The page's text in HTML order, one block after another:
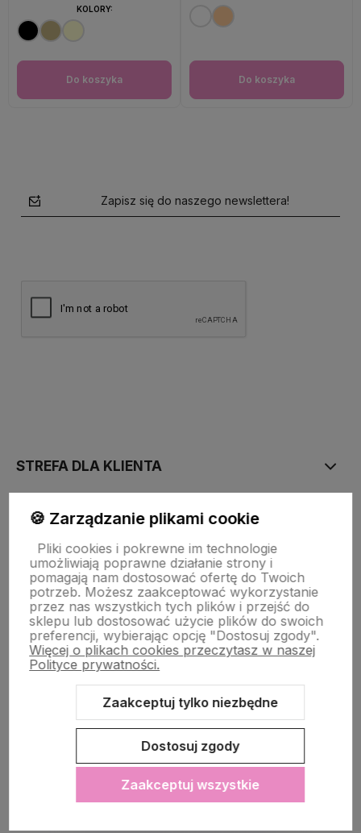
Do koszyka
KOLORY:
Do koszyka
Zapisz się do naszego newslettera!
STREFA DLA KLIENTA
PŁATNOŚĆ I DOSTAWA
STRONY INFORMACYJNE
POMOC DLA KLIENTA
Zawartość tej strony jest chroniona prawem autorskim - PINK BOX®
🍪 Zarządzanie plikami cookie
Pliki cookies i pokrewne im technologie
umożliwiają poprawne działanie strony i
pomagają nam dostosować ofertę do Twoich
potrzeb. Możesz zaakceptować wykorzystanie
przez nas wszystkich tych plików i przejść do
sklepu lub dostosować użycie plików do swoich
preferencji, wybierając opcję "Dostosuj zgody".
Więcej o plikach cookies przeczytasz w naszej
Polityce prywatności.
Zaakceptuj tylko niezbędne
Dostosuj zgody
Zaakceptuj wszystkie